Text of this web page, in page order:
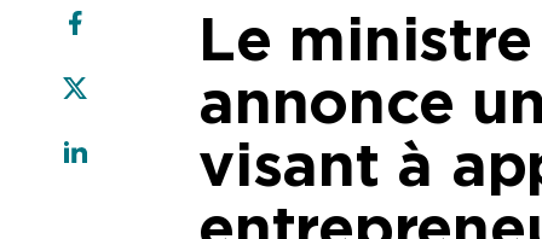
Le
annonce
visant à